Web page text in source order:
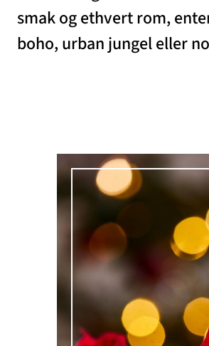
smak og ethvert rom,
boho, urban jungel eller